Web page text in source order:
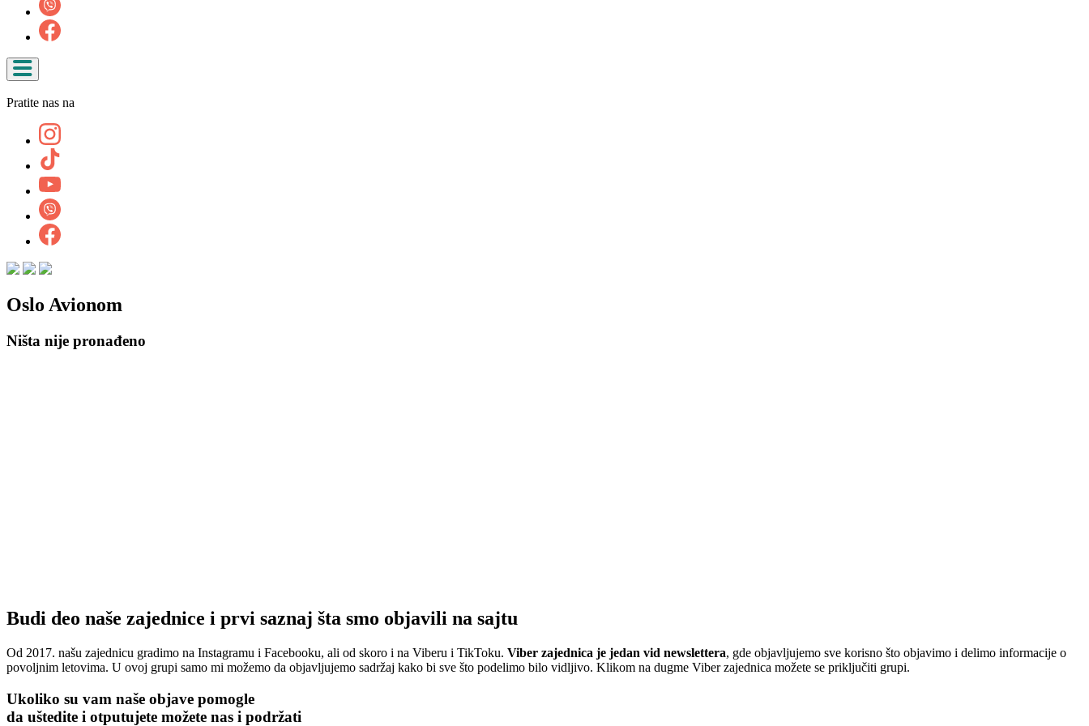
Pratite nas na
Oslo Avionom
Ništa nije pronađeno
Budi deo naše zajednice i prvi saznaj šta smo objavili na sajtu
Od 2017. našu zajednicu gradimo na Instagramu i Facebooku, ali od skoro i na Viberu i TikToku. Viber zajednica je jedan vid newslettera, gde objavljujemo sve korisno što objavimo i delimo informacije o
povoljnim letovima. U ovoj grupi samo mi možemo da objavljujemo sadržaj kako bi sve što podelimo bilo vidljivo. Klikom na dugme Viber zajednica možete se priključiti grupi.
Ukoliko su vam naše objave pomogle
da uštedite i otputujete možete nas i podržati